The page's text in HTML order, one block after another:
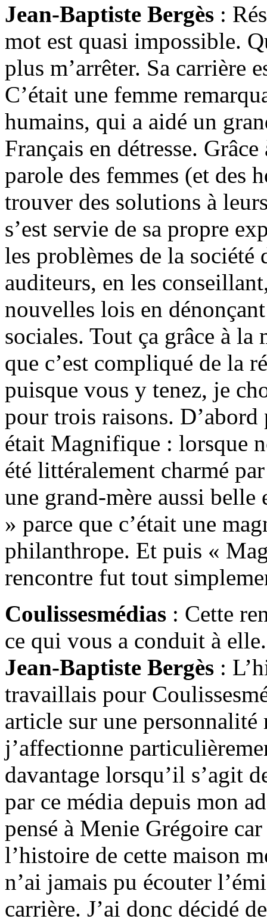
Jean-Baptiste Bergès :
mot est quasi impossible.
plus m’arrêter. Sa carrière
C’était une femme
humains, qui a aidé un
Français en détresse.
parole des femmes (et des
trouver des solutions à
s’est servie de sa propre
les problèmes de la société
auditeurs, en les
nouvelles lois en
sociales. Tout ça grâce à
que c’est compliqué de la
puisque vous y tenez, je
pour trois raisons.
était Magnifique : lorsque
été littéralement charmé
une grand-mère aussi
» parce que c’était une
philanthrope. Et puis «
rencontre fut tout
Coulissesmédias : Cette
ce qui vous a conduit à elle.
Jean-Baptiste Bergès :
travaillais pour
article sur une personnalité
j’affectionne
davantage lorsqu’il s’agit
par ce média depuis mon
pensé à Menie Grégoire
l’histoire de cette maison
n’ai jamais pu écouter
carrière. J’ai donc décidé